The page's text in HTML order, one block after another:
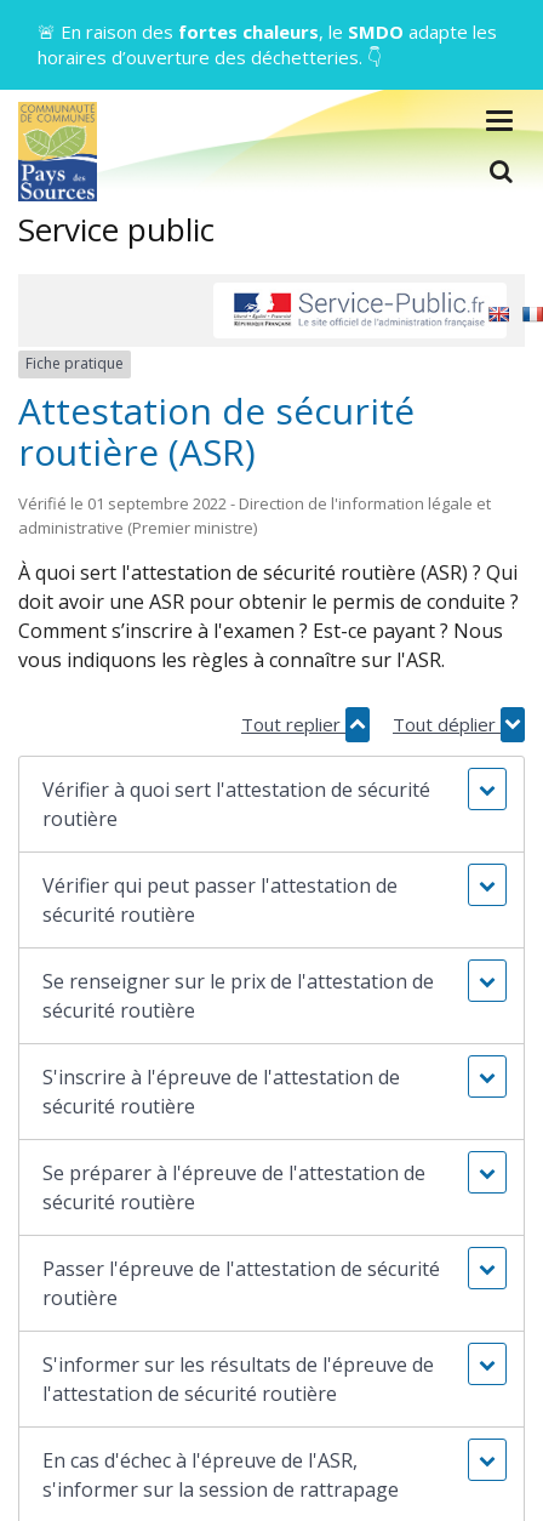
🚨 En raison des fortes chaleurs, le SMDO adapte les
horaires d’ouverture des déchetteries. 👇
Service public
Fiche pratique
Attestation de sécurité
routière (ASR)
Vérifié le 01 septembre 2022 - Direction de l'information légale et
administrative (Premier ministre)
À quoi sert l'attestation de sécurité routière (ASR) ? Qui
doit avoir une ASR pour obtenir le permis de conduite ?
Comment s’inscrire à l'examen ? Est-ce payant ? Nous
vous indiquons les règles à connaître sur l'ASR.
Tout replier Tout déplier
Vérifier à quoi sert l'attestation de sécurité
routière
Vérifier qui peut passer l'attestation de
sécurité routière
Se renseigner sur le prix de l'attestation de
sécurité routière
S'inscrire à l'épreuve de l'attestation de
sécurité routière
Se préparer à l'épreuve de l'attestation de
sécurité routière
Passer l'épreuve de l'attestation de sécurité
routière
S'informer sur les résultats de l'épreuve de
l'attestation de sécurité routière
En cas d'échec à l'épreuve de l'ASR,
s'informer sur la session de rattrapage